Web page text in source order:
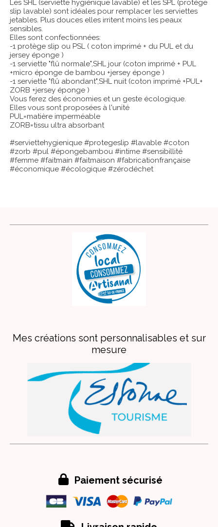
Les SHL (serviette hygiénique lavable) et les SPL (protége
slip lavable) sont idéales pour remplacer les serviettes
jetables. Plus douces elles irritent moins les peaux
sensibles.
Elles sont confectionnées:
-1 protège slip ou PSL ( coton imprimé + du PUL et du
jersey éponge )
-1 serviette "flû normale",SHL jour (coton imprimé + PUL
+micro éponge de bambou +jersey éponge )
-1 serviette "flû abondant",SHL nuit (coton imprimé +PUL+
ZORB +jersey éponge )
Vous ferez des économies et un geste écologique.
Elles vous sont proposées à l'unité
PUL=matière imperméable
ZORB=tissu ultra absorbant
#serviettehygienique #protegeslip #lavable #coton
#zorb #pul #épongebambou #intime #sensibillité
#femme #faitmain #faitmaison #fabricationfrançaise
#économique #écologique #zérodéchet
Mes créations sont personnalisables et sur
mesure
 Paiement sécurisé